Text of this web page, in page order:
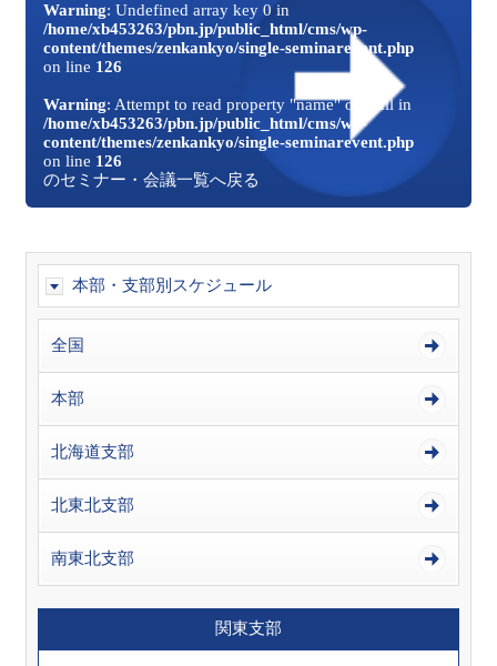
Warning: Undefined array key 0 in
/home/xb453263/pbn.jp/public_html/cms/wp-
content/themes/zenkankyo/single-seminarevent.php
on line 126
Warning: Attempt to read property "name" on null in
/home/xb453263/pbn.jp/public_html/cms/wp-
content/themes/zenkankyo/single-seminarevent.php
on line 126
のセミナー・会議一覧へ戻る
本部・支部別スケジュール
全国
本部
北海道支部
北東北支部
南東北支部
関東支部